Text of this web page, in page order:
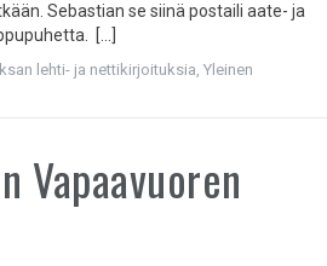
Sebastian se siinä postaili aate- ja
[…]
lehti- ja nettikirjoituksia,Yleinen
Vapaavuoren